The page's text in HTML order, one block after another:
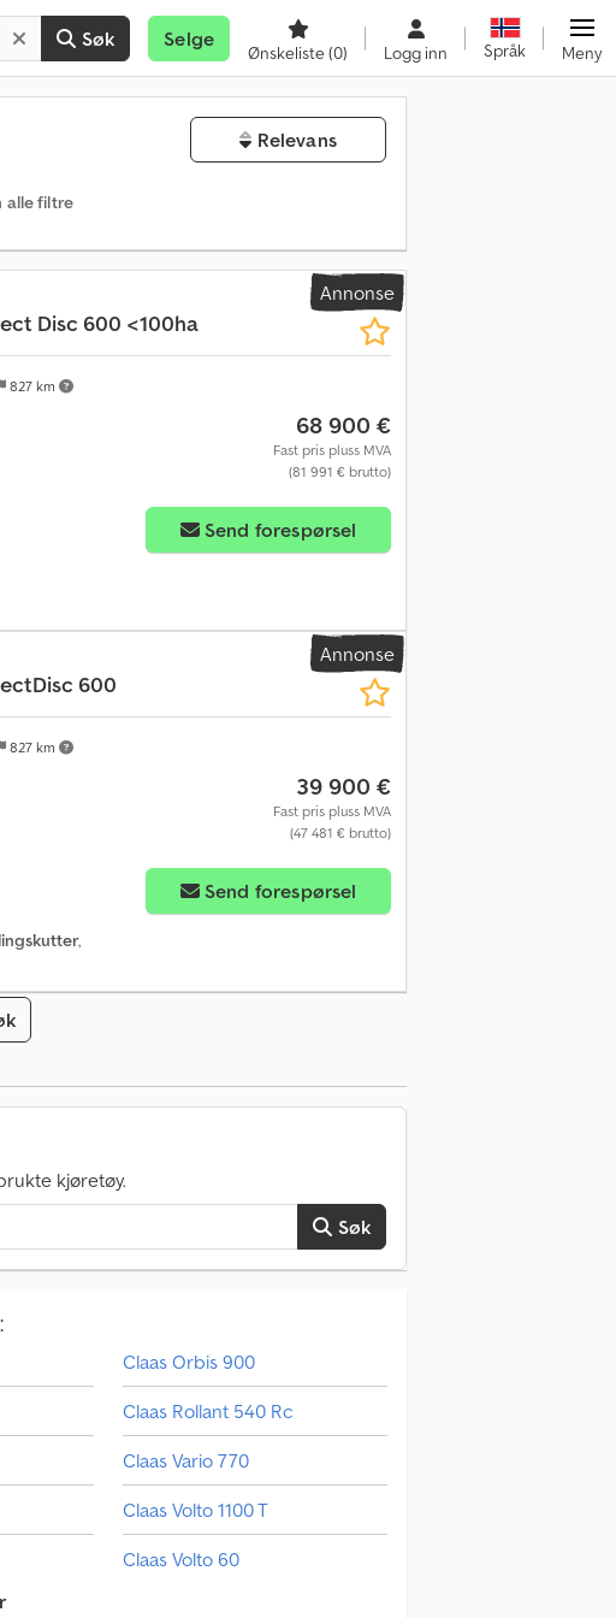
Søk Selge
Ønskeliste(0) Logg inn Språk Meny
Relevans
alle filtre
Annonse
827 km
Disc 600 <100ha
68 900 €
Fast pris pluss MVA
(81 991 € brutto)
Send forespørsel
Annonse
827 km
600
39 900 €
Fast pris pluss MVA
(47 481 € brutto)
Send forespørsel
,
kjøretøy.
Søk
Claas Orbis 900
Claas Rollant 540 Rc
Claas Vario 770
Claas Volto 1100 T
Claas Volto 60